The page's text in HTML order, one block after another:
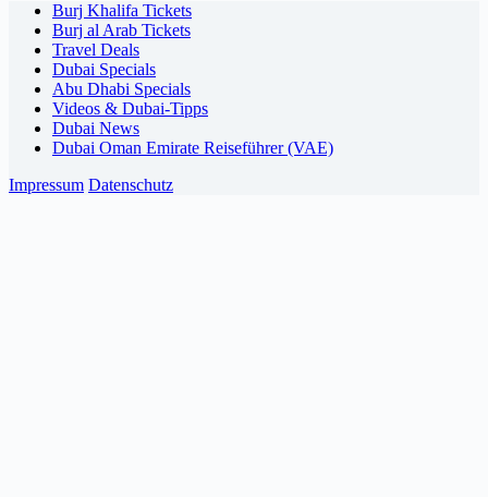
Burj Khalifa Tickets
Burj al Arab Tickets
Travel Deals
Dubai Specials
Abu Dhabi Specials
Videos & Dubai-Tipps
Dubai News
Dubai Oman Emirate Reiseführer (VAE)
Impressum Datenschutz